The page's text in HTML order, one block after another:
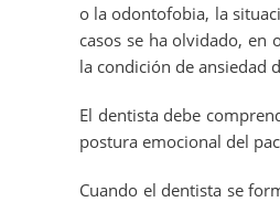
o la odontofobia, la
casos se ha olvidado, en
la condición de ansiedad
El dentista debe
postura emocional del
Cuando el dentista se